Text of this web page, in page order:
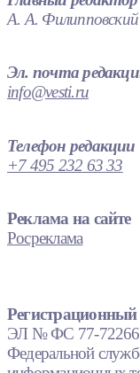
А. А. Филипповский
Эл. почта
info@vesti.ru
Телефон редакции
+7 495 232 63 33
Реклама на сайте
Росреклама
Регистрационный
ЭЛ № ФС 77-72266
Федеральной